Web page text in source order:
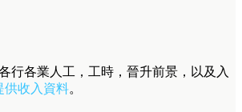
行各業人工，工時，晉升前景，以及入
供收入資料。